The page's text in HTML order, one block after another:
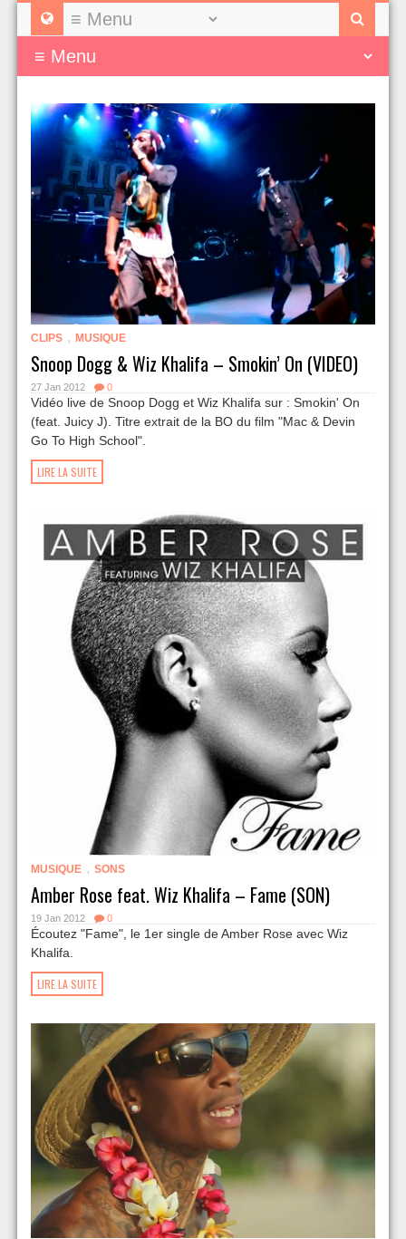
CLIPS , MUSIQUE
Snoop Dogg & Wiz Khalifa – Smokin’ On (VIDEO)
27 Jan 2012 0
Vidéo live de Snoop Dogg et Wiz Khalifa sur : Smokin' On
(feat. Juicy J). Titre extrait de la BO du film "Mac & Devin
Go To High School".
LIRE LA SUITE
MUSIQUE , SONS
Amber Rose feat. Wiz Khalifa – Fame (SON)
19 Jan 2012 0
Écoutez "Fame", le 1er single de Amber Rose avec Wiz
Khalifa.
LIRE LA SUITE